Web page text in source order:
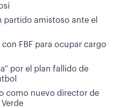
partido amistoso ante el
FBF para ocupar cargo
por el plan fallido de
como nuevo director de